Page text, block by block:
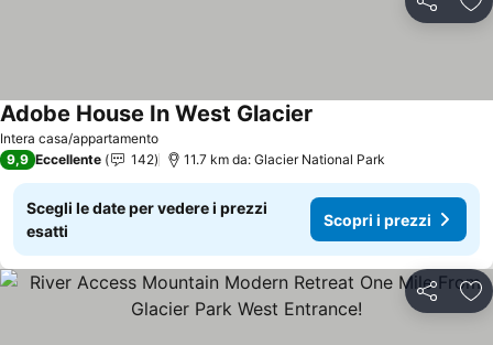
Condividi
Intera casa/appartamento
Adobe House In West Glacier
9,9 Eccellente 142 11.7 km da: Glacier National Park
Scegli le date per vedere i prezzi
esatti
Scopri i prezzi
Condividi